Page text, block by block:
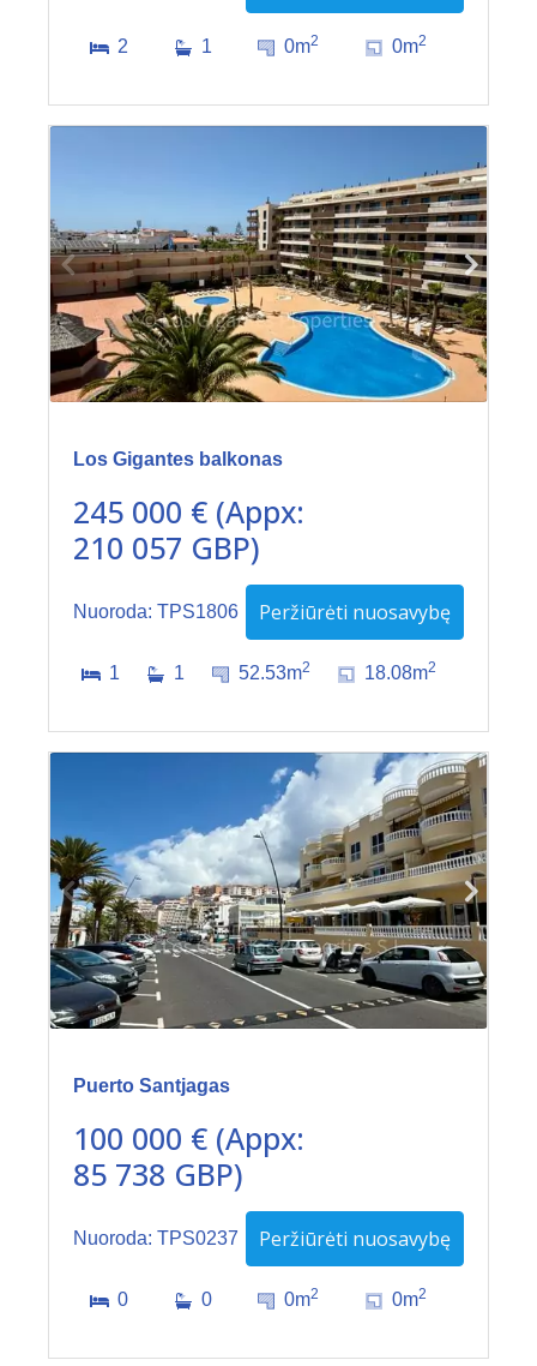
2 1 0m2 0m2
Los Gigantes balkonas
245 000 € (Appx:
210 057 GBP)
Nuoroda: TPS1806 Peržiūrėti nuosavybę
1 1 52.53m2 18.08m2
Puerto Santjagas
100 000 € (Appx:
85 738 GBP)
Nuoroda: TPS0237 Peržiūrėti nuosavybę
0 0 0m2 0m2